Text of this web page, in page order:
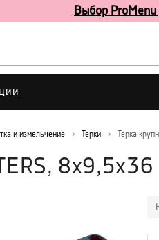
Выбор
и измельчение Терки Терка